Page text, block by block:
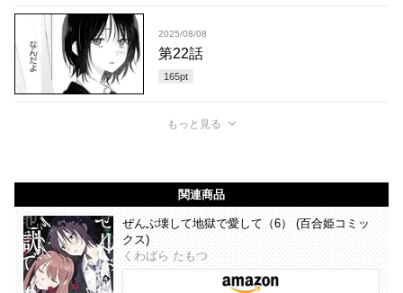
2025/08/08
第22話
165pt
もっと見る
関連商品
ぜんぶ壊して地獄で愛して（6） (百合姫コミッ
クス)
くわばら たもつ